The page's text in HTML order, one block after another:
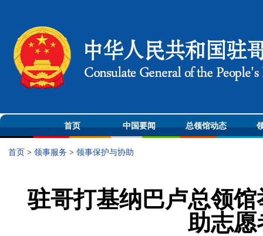
首页 中国要闻 总领馆动态
首页 > 领事服务 > 领事保护与协助
驻哥打基纳巴卢总领
助志愿